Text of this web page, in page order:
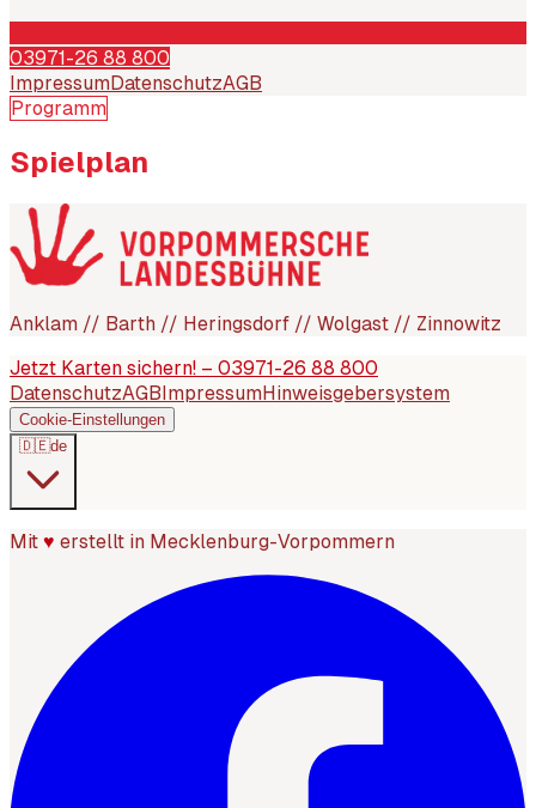
03971-26 88 800
Impressum DatenschutzAGB
Programm
Spielplan
Anklam // Barth // Heringsdorf // Wolgast // Zinnowitz
Jetzt Karten sichern! – 03971-26 88 800
DatenschutzAGB ImpressumHinweisgebersystem
Cookie-Einstellungen
🇩🇪de
Mit ♥ erstellt in Mecklenburg-Vorpommern